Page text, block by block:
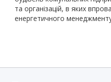
та організацій, в яких
енергетичного